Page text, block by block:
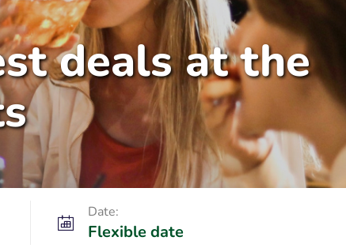
deals at the
Date:
Flexible date